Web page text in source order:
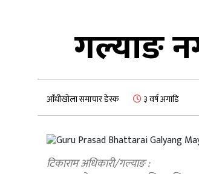
गल्याङ
आँधीखोला समाचार डेस्क ३ वर्ष अगाडि
टिकाराम अधिकारी/गल्याङ :